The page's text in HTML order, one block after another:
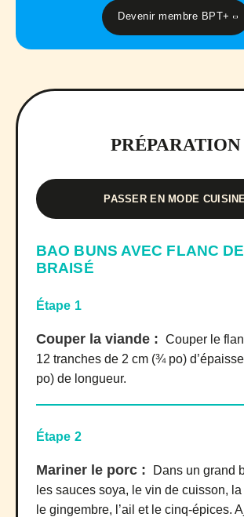
Devenir membre BPT+
PRÉPARATION
PASSER EN MODE CUISINE
BAO BUNS AVEC FLANC
BRAISÉ
Étape 1
Couper la viande : Couper le
12 tranches de 2 cm (¾ po)
po) de longueur.
Étape 2
Mariner le porc :
Dans un grand
les sauces soya, le vin de cuisson,
le gingembre, l’ail et le cinq-épices.